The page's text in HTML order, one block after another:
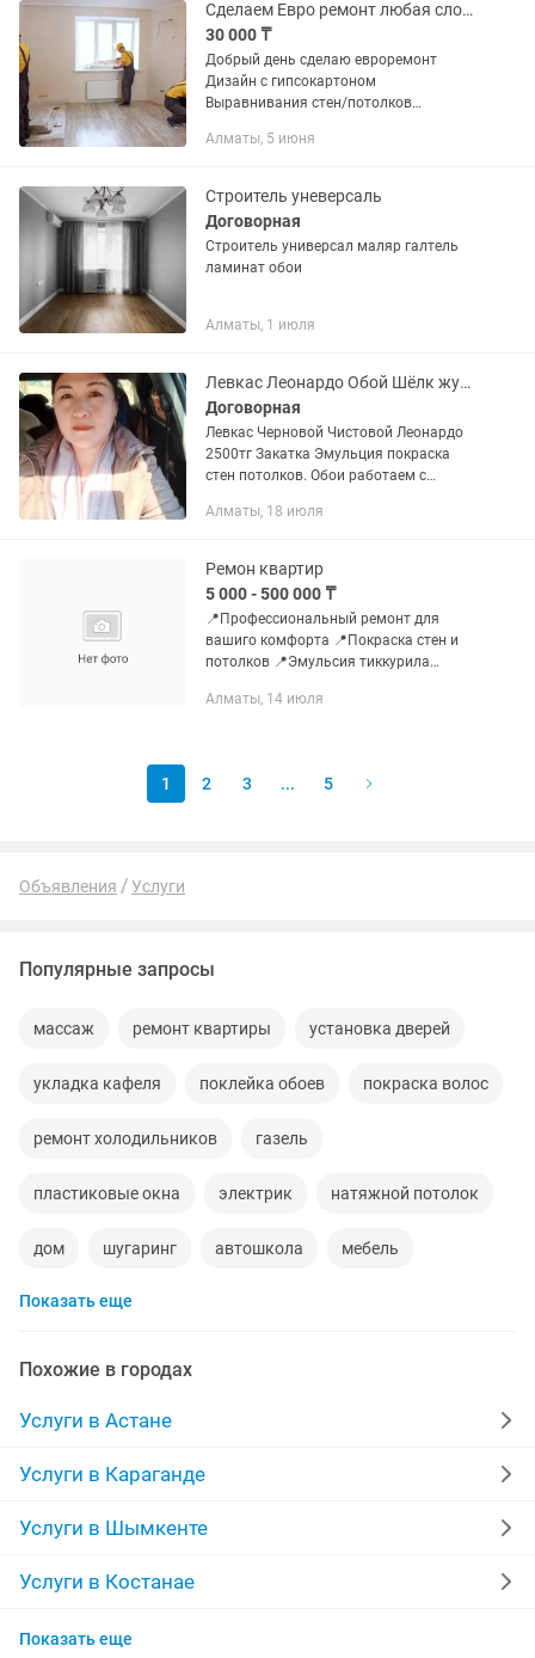
Сделаем Евро ремонт любая сложность
30 000 ₸
Добрый день сделаю евроремонт
Дизайн с гипсокартоном
Выравнивания стен/потолков
Выровнять пол Постелить ламинат и
отделочные...
Алматы, 5 июня
Строитель уневерсаль
Договорная
Строитель универсал маляр галтель
ламинат обои
Алматы, 1 июля
Левкас Леонардо Обой Шёлк жумыстарын жасаймын
Договорная
Левкас Черновой Чистовой Леонардо
2500тг Закатка Эмульция покраска
стен потолков. Обои работаем с
ыми и другими. 1300-2000тг Мокрый
Алматы, 18 июля
Ремон квартир
5 000 - 500 000 ₸
📍Профессиональный ремонт для
вашиго комфорта 📍Покраска стен и
потолков 📍Эмульсия тиккурила
панель 📍 Лузеры, гибкий мрамор,
Алматы, 14 июля
1 2 3 ... 5
Объявления Услуги
Популярные запросы
массаж ремонт квартиры установка дверей
укладка кафеля поклейка обоев покраска волос
ремонт холодильников газель
пластиковые окна электрик натяжной потолок
дом шугаринг автошкола мебель
ремонт телевизоров
мебель на заказ
уколы на дому вывоз мусора
москитные сетки
ремонт стиральных машин
грузоперевозки газель
Показать еще
Похожие в городах
Услуги в Астане
Услуги в Караганде
Услуги в Шымкенте
Услуги в Костанае
Услуги в Таразе
Показать еще